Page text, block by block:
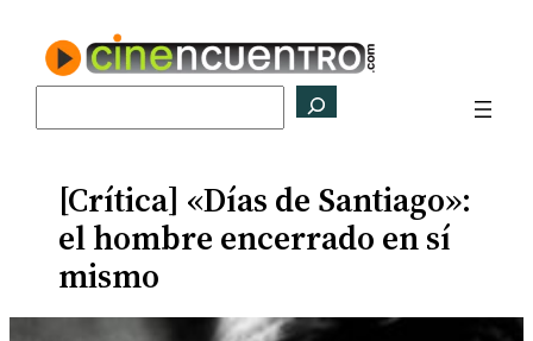
contenido
[Crítica] «Días de Santiago»:
el hombre encerrado en sí
mismo